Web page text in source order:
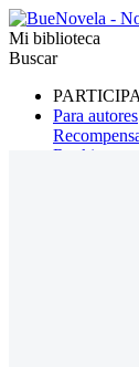
Mi biblioteca
Buscar
Para autores
Ranking